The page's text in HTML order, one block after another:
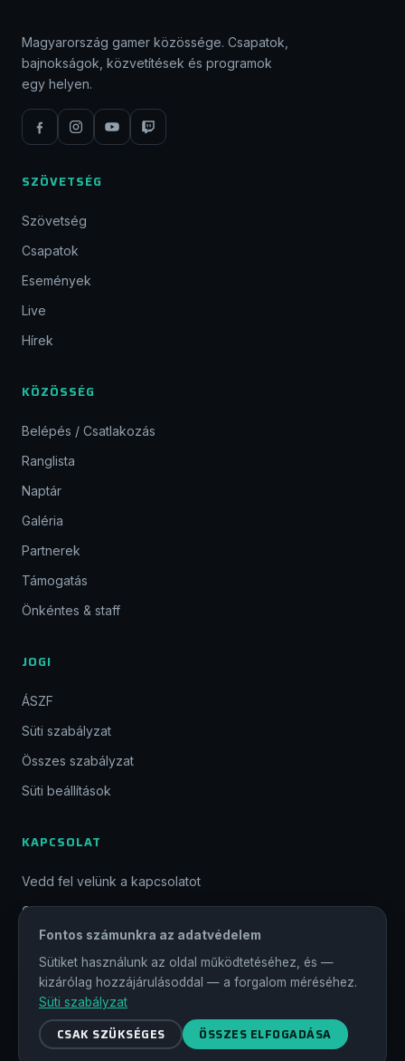
Magyarország gamer közössége. Csapatok,
bajnokságok, közvetítések és programok
egy helyen.
SZÖVETSÉG
Szövetség
Csapatok
Események
Live
Hírek
KÖZÖSSÉG
Belépés / Csatlakozás
Ranglista
Naptár
Galéria
Partnerek
Támogatás
Önkéntes & staff
JOGI
ÁSZF
Süti szabályzat
Összes szabályzat
Süti beállítások
KAPCSOLAT
Vedd fel velünk a kapcsolatot
GYIK
CSATLAKOZZ
© 2026 Magyar Gamer Szövetség. Minden jog fenntartva.
#magyargamer
Fontos számunkra az adatvédelem
Sütiket használunk az oldal működtetéséhez, és —
kizárólag hozzájárulásoddal — a forgalom méréséhez.
Süti szabályzat
CSAK SZÜKSÉGES ÖSSZES ELFOGADÁSA